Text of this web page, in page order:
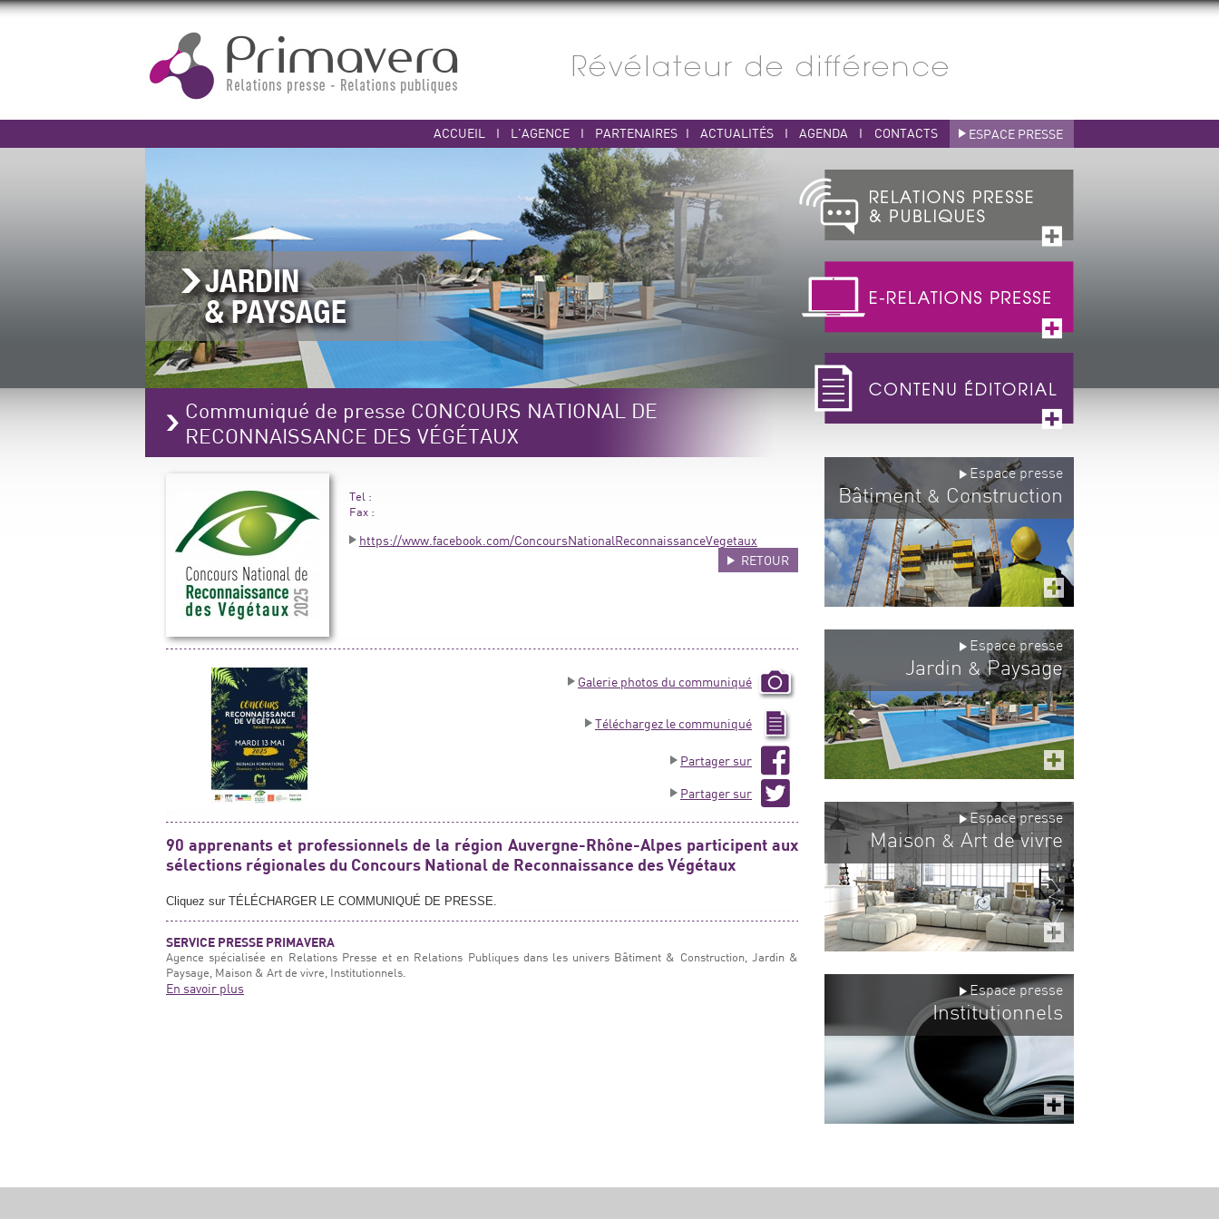
ACCUEIL I L'AGENCE I PARTENAIRES I ACTUALITÉS I AGENDA I CONTACTS ESPACE PRESSE
Communiqué de presse CONCOURS NATIONAL DE
RECONNAISSANCE DES VÉGÉTAUX
Tel :
Fax :
https://www.facebook.com/ConcoursNationalReconnaissanceVegetaux
RETOUR
Galerie photos du communiqué
Téléchargez le communiqué
Partager sur
Partager sur
90 apprenants et professionnels de la région Auvergne-Rhône-Alpes participent aux
sélections régionales du Concours National de Reconnaissance des Végétaux
Cliquez sur TÉLÉCHARGER LE COMMUNIQUÉ DE PRESSE.
SERVICE PRESSE PRIMAVERA
Agence spécialisée en Relations Presse et en Relations Publiques dans les univers Bâtiment & Construction, Jardin &
Paysage, Maison & Art de vivre, Institutionnels.
En savoir plus
Espace presse
Bâtiment& Construction
Espace presse
Jardin &Paysage
Espace presse
Maison & Art de vivre
Espace presse
Institutionnels